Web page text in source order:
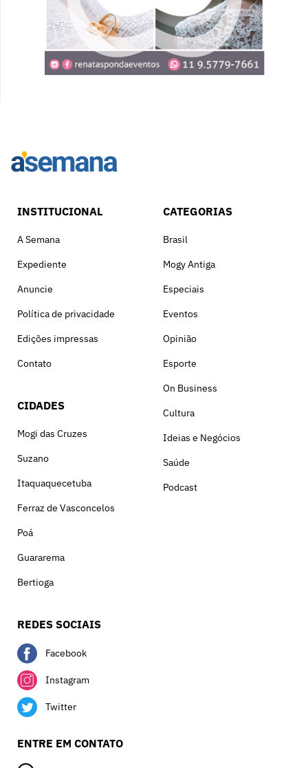
INSTITUCIONAL
A Semana
Expediente
Anuncie
Política de privacidade
Edições impressas
Contato
CIDADES
Mogi das Cruzes
Suzano
Itaquaquecetuba
Ferraz de Vasconcelos
Poá
Guararema
Bertioga
CATEGORIAS
Brasil
Mogy Antiga
Especiais
Eventos
Opinião
Esporte
On Business
Cultura
Ideias e Negócios
Saúde
Podcast
REDES SOCIAIS
Facebook
Instagram
Twitter
ENTRE EM CONTATO